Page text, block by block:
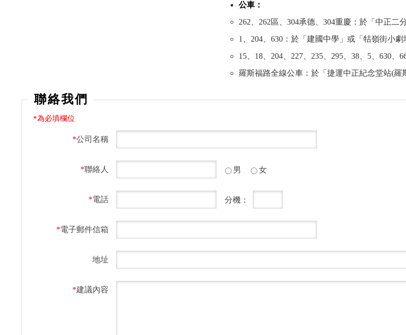
公車：
262、262區、304承德、304重慶：於「中正二
1、204、630：於「建國中學」或「牯嶺街小劇
15、18、204、227、235、295、38、5、630、
羅斯福路全線公車：於「捷運中正紀念堂站(羅
聯絡我們
*為必填欄位
*公司名稱
*聯絡人 男 女
*電話 分機：
*電子郵件信箱
地址
*建議內容